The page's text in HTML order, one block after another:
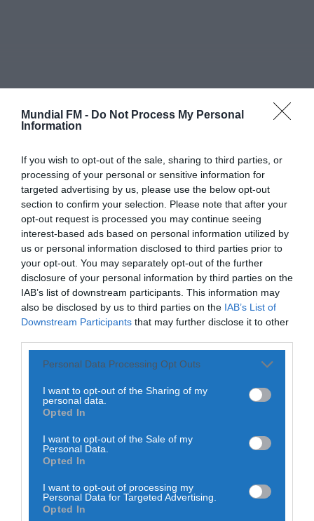
Mundial FM - Do Not Process My Personal
Information
If you wish to opt-out of the sale, sharing to third parties, or
processing of your personal or sensitive information for
targeted advertising by us, please use the below opt-out
section to confirm your selection. Please note that after your
opt-out request is processed you may continue seeing
interest-based ads based on personal information utilized by
us or personal information disclosed to third parties prior to
your opt-out. You may separately opt-out of the further
disclosure of your personal information by third parties on the
IAB’s list of downstream participants. This information may
also be disclosed by us to third parties on the IAB’s List of
Downstream Participants that may further disclose it to other
Personal Data Processing Opt Outs
I want to opt-out of the Sharing of my
personal data.
Opted In
I want to opt-out of the Sale of my
Personal Data.
Opted In
I want to opt-out of processing my
Personal Data for Targeted Advertising.
Opted In
Rádio Caria
Rádio Caria
Dois detidos por tráfico de estupefacientes
em Castelo Branco
HOJE, 23:08
Covilhã assinala Dia Internacional da
Juventude com entradas gratuitas na Piscina
Praia
HOJE, 23:01
ONTEM, 22:53
Diário Criminal
ONTEM, 14:37
Também em:
Diário Criminal
Homem detido nos Açores por suspeitas de
violação e violência doméstica
NOTICIAS 07-11-2025
22H.mp3
7 DE NOVEMBRO, 2025
ÚLTIMA HORA:
Prisão preventiva para quatro arguidos em rede
que furtava cobre das telecomunicações....
NO PAÍS
Céu pouco nublado e subida das temperaturas
marcam esta quarta-feira. Dez concelhos...
COIMBRA
Nossa Senhora das Necessidades volta a reunir
milhares de poiarenses em três...
PARTILHAR ESTE ARTIGO
WhatsApp
Facebook
Messenger
Bluesky
TrelloTelegram
Copy
Link